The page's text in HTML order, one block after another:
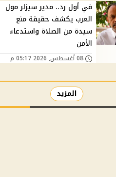
في أول رد.. مدير سيزلر مول
العرب يكشف حقيقة منع
سيدة من الصلاة واستدعاء
الأمن
08 أغسطس, 2026 05:17 م
المزيد